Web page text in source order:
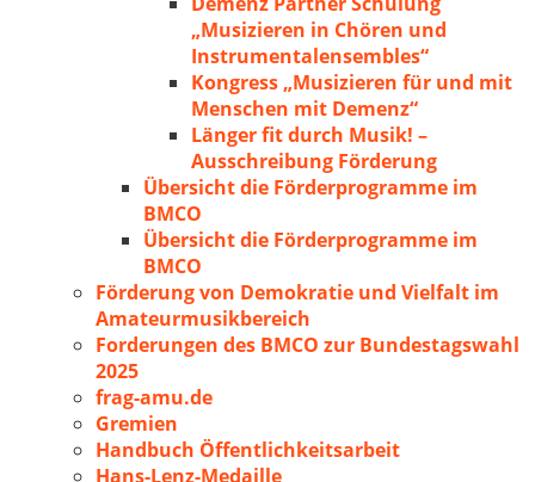
„Musizieren in Chören und
Instrumentalensembles“
Kongress „Musizieren für und mit
Menschen mit Demenz“
Länger fit durch Musik! –
Ausschreibung Förderung
Übersicht die Förderprogramme im
BMCO
Übersicht die Förderprogramme im
BMCO
Förderung von Demokratie und Vielfalt im
Amateurmusikbereich
Forderungen des BMCO zur Bundestagswahl
2025
frag-amu.de
Gremien
Handbuch Öffentlichkeitsarbeit
Hans-Lenz-Medaille